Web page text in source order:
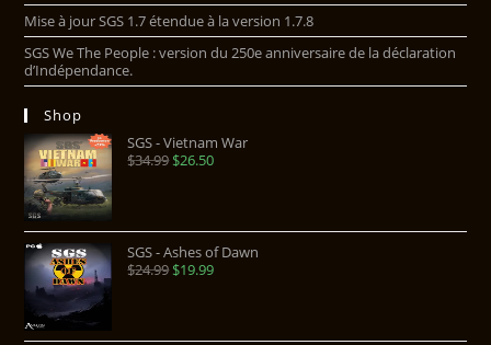
Mise à jour SGS 1.7 étendue à la version 1.7.8
SGS We The People : version du 250e anniversaire de la déclaration
d’Indépendance.
Shop
SGS - Vietnam War
$34.99$26.50
SGS - Ashes of Dawn
$24.99$19.99